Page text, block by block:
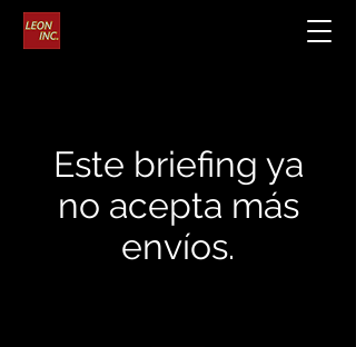
Este briefing ya
no acepta más
envíos.